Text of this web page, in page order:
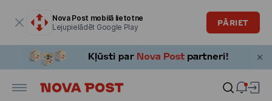
Nova Post mobilā lietotne
Lejupielādēt Google Play
PĀRIET